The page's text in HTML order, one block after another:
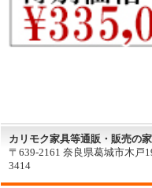
カリモク家具等通販・販売の
〒639-2161 奈良県葛城市木
3414